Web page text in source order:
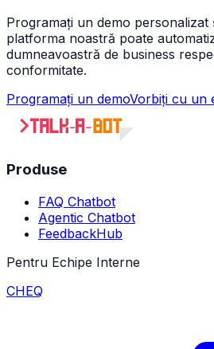
Programați un demo personalizat
platforma noastră poate
dumneavoastră de business
conformitate.
Programați un demoVorbiți cu un
Produse
FAQ Chatbot
Agentic Chatbot
FeedbackHub
Pentru Echipe Interne
CHEQ